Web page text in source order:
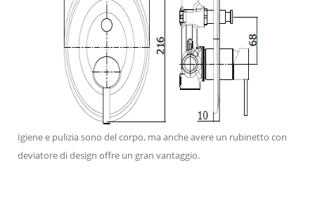
Igiene e pulizia sono del corpo, ma anche avere un rubinetto con
deviatore di design offre un gran vantaggio.